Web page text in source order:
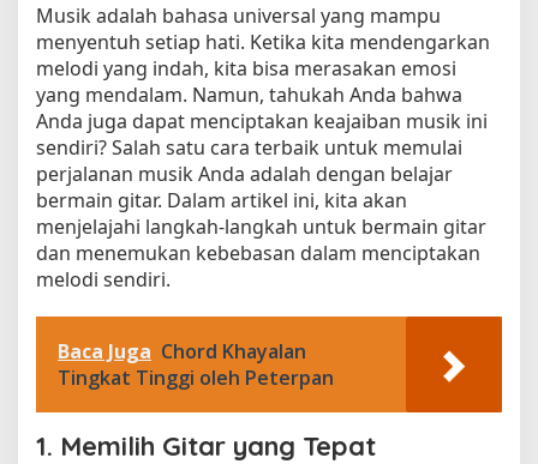
Musik adalah bahasa universal yang mampu
menyentuh setiap hati. Ketika kita mendengarkan
melodi yang indah, kita bisa merasakan emosi
yang mendalam. Namun, tahukah Anda bahwa
Anda juga dapat menciptakan keajaiban musik ini
sendiri? Salah satu cara terbaik untuk memulai
perjalanan musik Anda adalah dengan belajar
bermain gitar. Dalam artikel ini, kita akan
menjelajahi langkah-langkah untuk bermain gitar
dan menemukan kebebasan dalam menciptakan
melodi sendiri.
Baca Juga Chord Khayalan
Tingkat Tinggi oleh Peterpan
1. Memilih Gitar yang Tepat